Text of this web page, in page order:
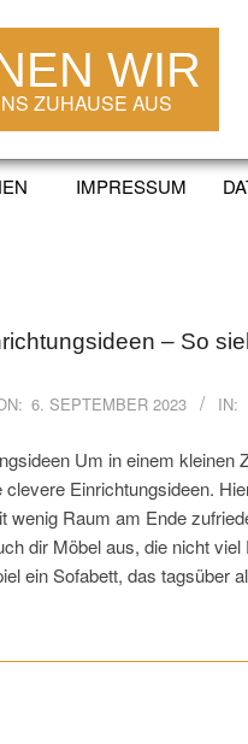
WIR
ZUHAUSE AUS
IMPRESSUM
– So
6. SEPTEMBER 2023 IN:
Um in einem kleinen
Einrichtungsideen.
wenig Raum am Ende
dir Möbel aus, die nicht viel
ein Sofabett, das tagsüber